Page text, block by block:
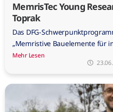
MemrisTec Young
Toprak
Das DFG-
„Memristive Bauelemente für
Mehr Lesen